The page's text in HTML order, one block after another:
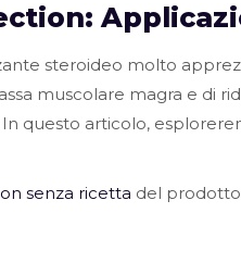
steroideo molto
muscolare magra e di
questo articolo,
senza ricetta del